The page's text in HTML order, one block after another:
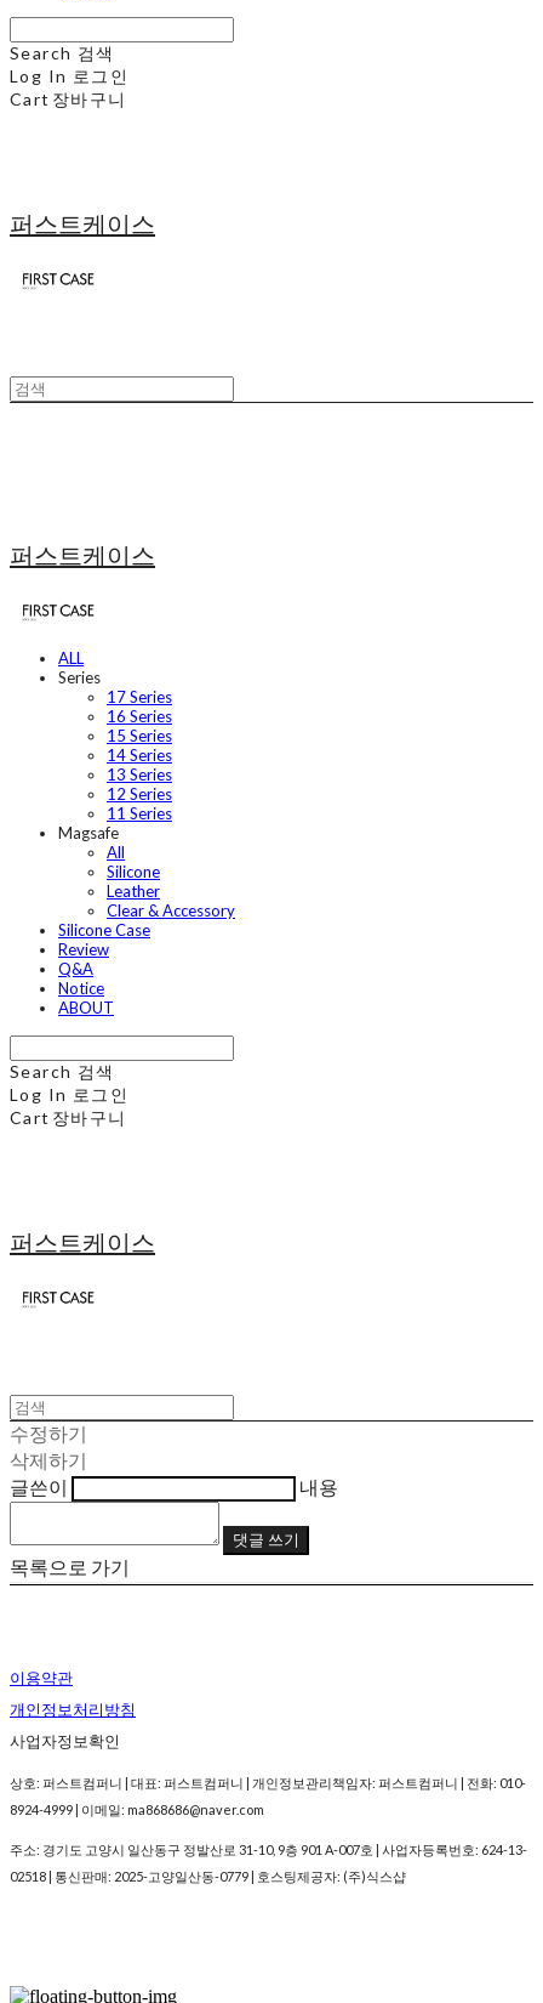
Search 검색
Log In 로그인
Cart 장바구니
퍼스트케이스
퍼스트케이스
ALL
Series
17 Series
16 Series
15 Series
14 Series
13 Series
12 Series
11 Series
Magsafe
All
Silicone
Leather
Clear & Accessory
Silicone Case
Review
Q&A
Notice
ABOUT
Search 검색
Log In 로그인
Cart 장바구니
퍼스트케이스
수정하기
삭제하기
글쓴이
내용
댓글 쓰기
목록으로 가기
이용약관
개인정보처리방침
사업자정보확인
상호: 퍼스트컴퍼니 | 대표: 퍼스트컴퍼니 | 개인정보관리책임자: 퍼스트컴퍼니 | 전화: 010-
8924-4999 | 이메일: ma868686@naver.com
주소: 경기도 고양시 일산동구 정발산로 31-10, 9층 901 A-007호 | 사업자등록번호: 624-13-
02518 | 통신판매: 2025-고양일산동-0779 | 호스팅제공자: (주)식스샵